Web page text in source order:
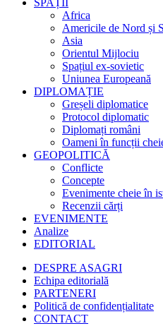
SPAȚII
Africa
Americile de Nord și
Asia
Orientul Mijlociu
Spațiul ex-sovietic
Uniunea Europeană
DIPLOMAȚIE
Greșeli diplomatice
Protocol diplomatic
Diplomați români
Oameni în funcții
GEOPOLITICĂ
Conflicte
Concepte
Evenimente cheie în
Recenzii cărți
EVENIMENTE
Analize
EDITORIAL
DESPRE ASAGRI
Echipa editorială
PARTENERI
Politică de confidențialitate
CONTACT